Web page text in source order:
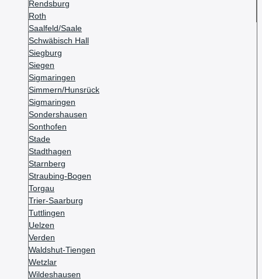
Rendsburg
Roth
Saalfeld/Saale
Schwäbisch Hall
Siegburg
Siegen
Sigmaringen
Simmern/Hunsrück
Sigmaringen
Sondershausen
Sonthofen
Stade
Stadthagen
Starnberg
Straubing-Bogen
Torgau
Trier-Saarburg
Tuttlingen
Uelzen
Verden
Waldshut-Tiengen
Wetzlar
Wildeshausen